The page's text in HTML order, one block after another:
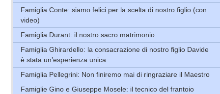
Famiglia Conte: siamo felici per la scelta di nostro figlio (con
video)
Famiglia Durant: il nostro sacro matrimonio
Famiglia Ghirardello: la consacrazione di nostro figlio Davide
è stata un’esperienza unica
Famiglia Pellegrini: Non finiremo mai di ringraziare il Maestro
Famiglie Gino e Giuseppe Mosele: il tecnico del frantoio